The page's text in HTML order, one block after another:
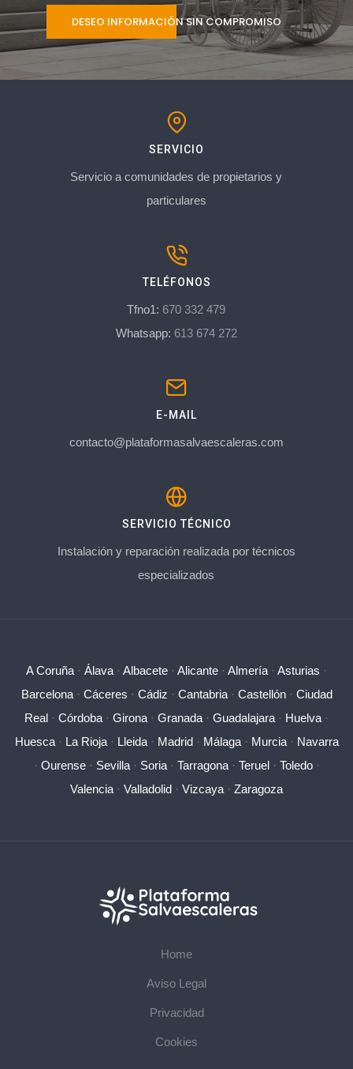
DESEO INFORMACIÓN SIN COMPROMISO
SERVICIO
Servicio a comunidades de propietarios y
particulares
TELÉFONOS
Tfno1: 670 332 479
Whatsapp: 613 674 272
E-MAIL
contacto@plataformasalvaescaleras.com
SERVICIO TÉCNICO
Instalación y reparación realizada por técnicos
especializados
A Coruña · Álava · Albacete · Alicante · Almería · Asturias ·
Barcelona· Cáceres · Cádiz · Cantabria· Castellón· Ciudad
Real · Córdoba · Girona · Granada · Guadalajara · Huelva ·
Huesca· La Rioja· Lleida· Madrid· Málaga· Murcia· Navarra
· Ourense· Sevilla· Soria· Tarragona· Teruel· Toledo·
Valencia · Valladolid · Vizcaya · Zaragoza
Home
Aviso Legal
Privacidad
Cookies